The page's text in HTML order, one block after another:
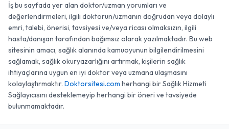
İş bu sayfada yer alan doktor/uzman yorumları ve
değerlendirmeleri, ilgili doktorun/uzmanın doğrudan veya dolaylı
emri, talebi, önerisi, tavsiyesi ve/veya ricası olmaksızın, ilgili
hasta/danışan tarafından bağımsız olarak yazılmaktadır. Bu web
sitesinin amacı, sağlık alanında kamuoyunun bilgilendirilmesini
sağlamak, sağlık okuryazarlığını artırmak, kişilerin sağlık
ihtiyaçlarına uygun en iyi doktor veya uzmana ulaşmasını
kolaylaştırmaktır. Doktorsitesi.com herhangi bir Sağlık Hizmeti
Sağlayıcısını desteklemeyip herhangi bir öneri ve tavsiyede
bulunmamaktadır.